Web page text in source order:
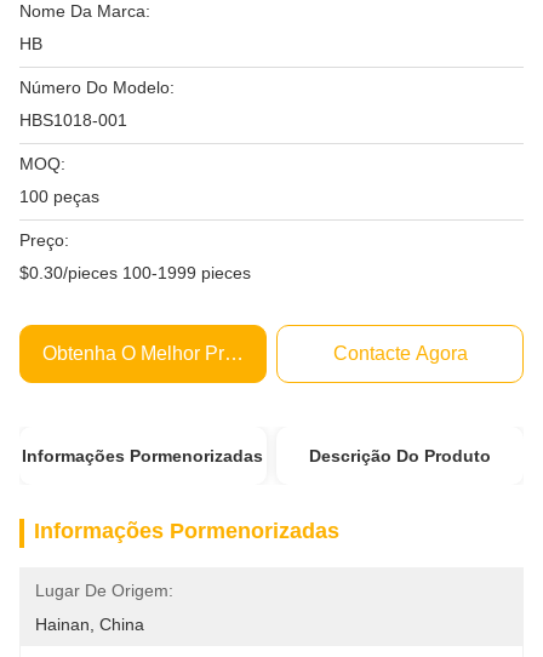
Nome Da Marca:
HB
Número Do Modelo:
HBS1018-001
MOQ:
100 peças
Preço:
$0.30/pieces 100-1999 pieces
Obtenha O Melhor Preço Contacte Agora
Informações Pormenorizadas Descrição Do Produto
Informações Pormenorizadas
Lugar De Origem:
Hainan, China